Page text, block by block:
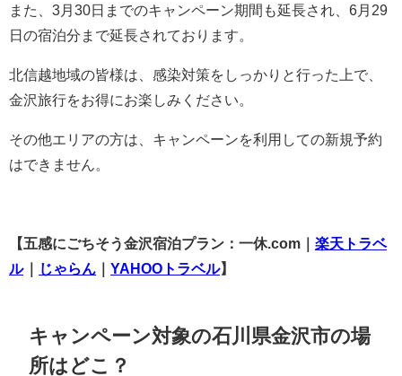
また、3月30日までのキャンペーン期間も延長され、6月29
日の宿泊分まで延長されております。
北信越地域の皆様は、感染対策をしっかりと行った上で、
金沢旅行をお得にお楽しみください。
その他エリアの方は、キャンペーンを利用しての新規予約
はできません。
【五感にごちそう金沢宿泊プラン：一休.com｜ 楽天トラベ
ル
じゃらん YAHOOトラベル】
キャンペーン対象の石川県金沢市の場
所はどこ？